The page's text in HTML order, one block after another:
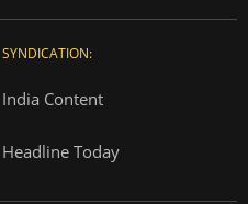
SYNDICATION:
India Content
Headline Today